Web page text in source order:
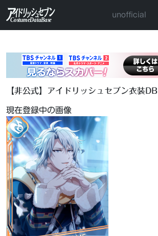
unofficial
【非公式】アイドリッシュセブン衣装DB
現在登録中の画像